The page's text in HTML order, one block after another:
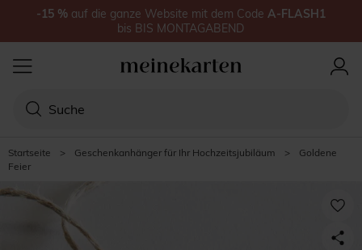
Startseite > Geschenkanhänger für Ihr Hochzeitsjubiläum >
Goldene
Feier
-15 % auf die ganze Website mit dem Code A-FLASH1
bis BIS MONTAGABEND